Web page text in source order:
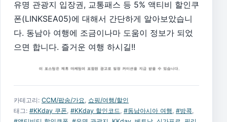
유명 관광지 입장권, 교통패스 등 5% 액티비 할인쿠
폰(LINKSEA05)에 대해서 간단하게 알아보았습니
다. 동남아 여행에 조금이나마 도움이 정보가 되었
으면 합니다. 즐거운 여행 하시길!!
카테고리: CCM/팝송/가요
쇼핑/여행/할인
태그: #KKday 쿠폰 #KKday 할인코드 #동남아시아 여행 #방콕